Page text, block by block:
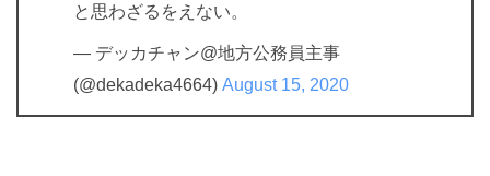
と思わざるをえない。
— デッカチャン@地方公務員主事
(@dekadeka4664) August 15, 2020